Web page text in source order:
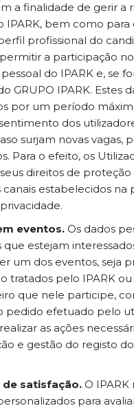
a finalidade de gerir a
IPARK, bem como para
profissional do
permitir a participação
do IPARK e, se
GRUPO IPARK. Estes
por um período
dos
surjam novas vagas,
Para o efeito, os
direitos de
canais estabelecidos na
eventos. Os dados
que estejam
um dos eventos, seja
tratados pelo IPARK
que nele participe,
pedido efetuado pelo
as ações
e gestão do registo
satisfação. O IPARK
para